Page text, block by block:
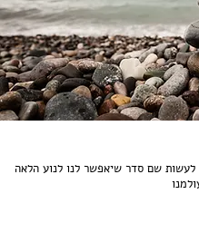
לעשות שם סדר שיאפשר לנו לנוע הלאה